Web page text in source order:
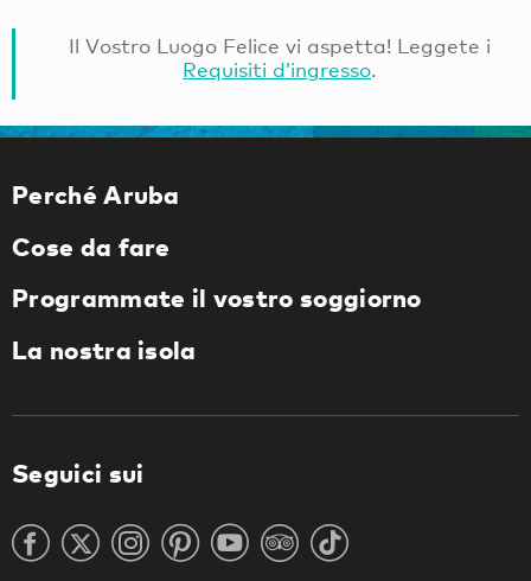
Il Vostro Luogo Felice vi aspetta! Leggete i
Requisiti d’ingresso.
Perché Aruba
Cose da fare
Programmate il vostro soggiorno
La nostra isola
Seguici sui